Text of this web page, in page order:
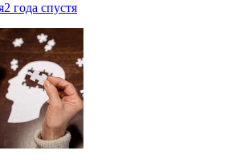
2 года спустя